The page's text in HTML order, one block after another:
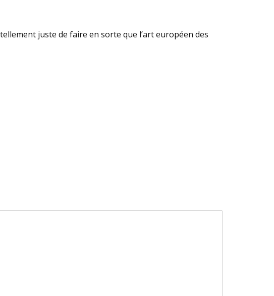
juste de faire en sorte que l’art européen des